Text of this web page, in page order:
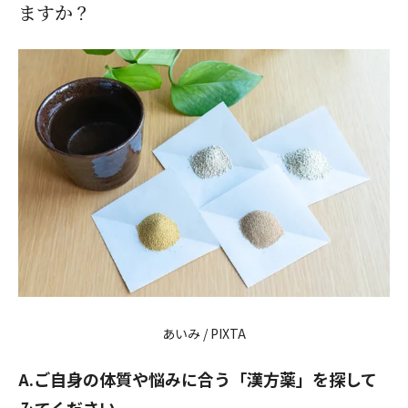
ますか？
あいみ / PIXTA
A.ご自身の体質や悩みに合う「漢方薬」を探して